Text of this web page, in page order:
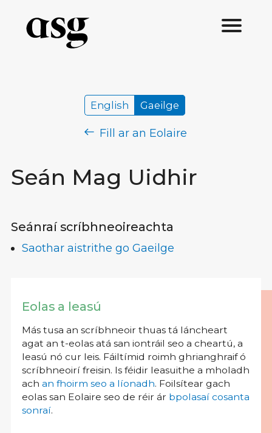
Seán Mag Uidhir
English Gaeilge
Fill ar an Eolaire
Seánraí scríbhneoireachta
Saothar aistrithe go Gaeilge
Eolas a leasú
Más tusa an scríbhneoir thuas tá láncheart
agat an t-eolas atá san iontráil seo a cheartú, a
leasú nó cur leis. Fáiltímid roimh ghrianghraif ó
scríbhneoirí freisin. Is féidir leasuithe a mholadh
ach an fhoirm seo a líonadh. Foilsítear gach
eolas san Eolaire seo de réir ár bpolasaí cosanta
sonraí.